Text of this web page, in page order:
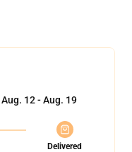
Aug. 12 - Aug. 19
Delivered